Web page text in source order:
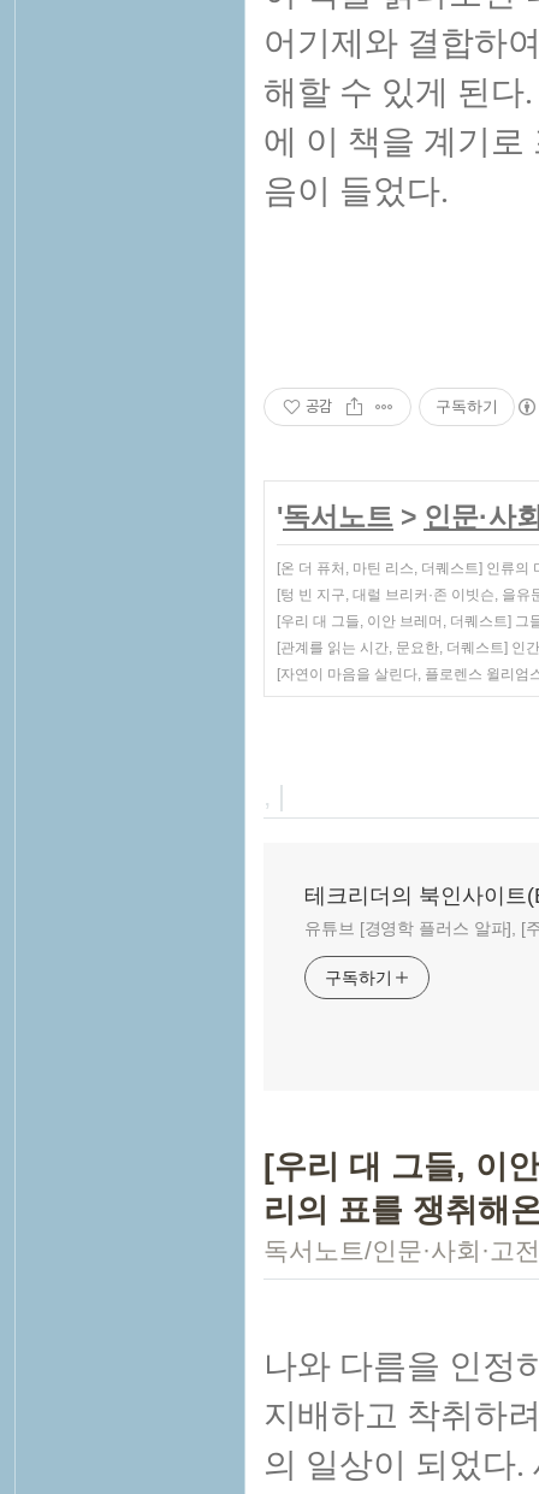
어기제와 결합하
해할 수 있게 된다
에 이 책을 계기로
음이 들었다.
공감 구독하기
'독서노트 > 인문·사
[온 더 퓨처, 마틴 리스, 더퀘스트] 인류의
[텅 빈 지구, 대럴 브리커·존 이빗슨, 을
[우리 대 그들, 이안 브레머, 더퀘스트]
[관계를 읽는 시간, 문요한, 더퀘스트] 인
[자연이 마음을 살린다, 플로렌스 윌리
, |
테크리더의 북인사이트
유튜브 [경영학 플러스 알파], [
구독하기
[우리 대 그들, 이
리의 표를 쟁취해
독서노트/인문·사회·고전
나와 다름을 인정
지배하고 착취하
의 일상이 되었다